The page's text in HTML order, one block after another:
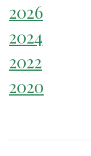
2026
2024
2022
2020